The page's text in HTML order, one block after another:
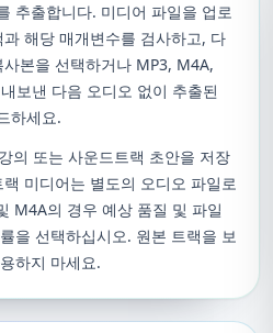
추출합니다. 미디어 파일을 업로
해당 매개변수를 검사하고, 다
본을 선택하거나 MP3, M4A,
보낸 다음 오디오 없이 추출된
하세요.
의 또는 사운드트랙 초안을 저장
미디어는 별도의 오디오 파일로
M4A의 경우 예상 품질 및 파일
을 선택하십시오. 원본 트랙을 보
하지 마세요.